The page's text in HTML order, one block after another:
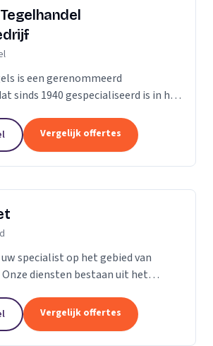
is een gerenommeerd
sinds 1940 gespecialiseerd is in het
en een passie voor...
Vergelijk offertes
specialist op het gebied van
diensten bestaan uit het
ons is elke parketvloer uniek en
Vergelijk offertes